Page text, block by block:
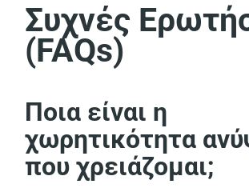
Συχνές
(FAQs)
Ποια είναι η
χωρητικότητα
που χρειάζομαι;